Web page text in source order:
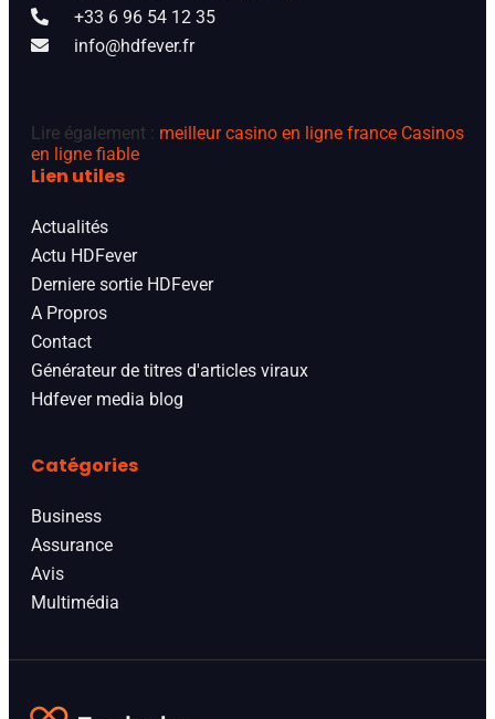
+33 6 96 54 12 35
info@hdfever.fr
Lire également : meilleur casino en ligne france Casinos
en ligne fiable
Lien utiles
Actualités
Actu HDFever
Derniere sortie HDFever
A Propros
Contact
Générateur de titres d'articles viraux
Hdfever media blog
Catégories
Business
Assurance
Avis
Multimédia